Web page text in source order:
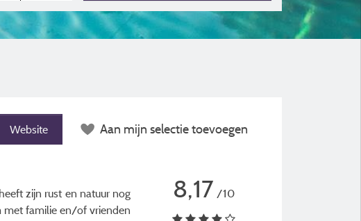
Website Aan mijn selectie toevoegen
zijn rust en natuur nog
met familie en/of vrienden
8,17 /10